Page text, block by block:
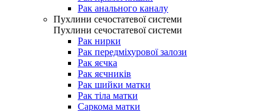
Рак анального каналу
Пухлини сечостатевої системи
Пухлини сечостатевої системи
Рак нирки
Рак передміхурової залози
Рак яєчка
Рак яєчників
Рак шийки матки
Рак тіла матки
Саркома матки